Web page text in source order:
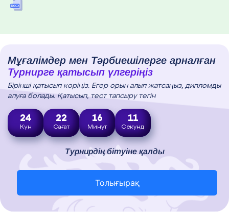
Мұғалімдер мен Тәрбиешілерге арналған
Турнирге қатысып үлгеріңіз
Бірінші қатысып көріңіз. Егер орын алып жатсаңыз, дипломды
алуға болады. Қатысып, тест тапсыру тегін
24
Күн
22
Сағат
16
Минут
10
Секунд
Турнирдің бітуіне қалды
Толығырақ